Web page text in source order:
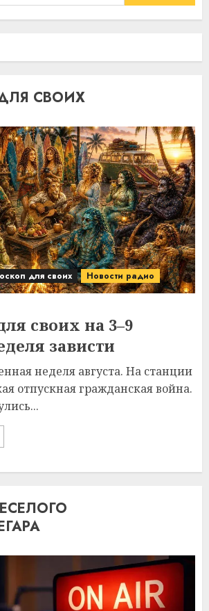
СВОИХ
для своих Новости радио
своих на 3–9
зависти
неделя августа. На станции
отпускная гражданская война.